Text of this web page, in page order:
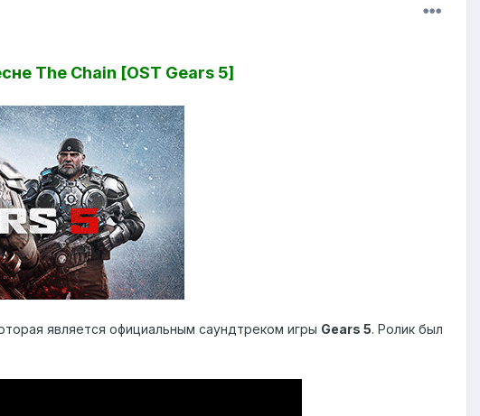
The Chain [OST Gears 5]
является официальным саундтреком игры Gears 5. Ролик был